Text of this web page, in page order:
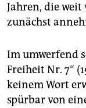
Jahren, die
zunächst
Im umwerfend
Freiheit Nr. 7“
keinem Wort
spürbar von